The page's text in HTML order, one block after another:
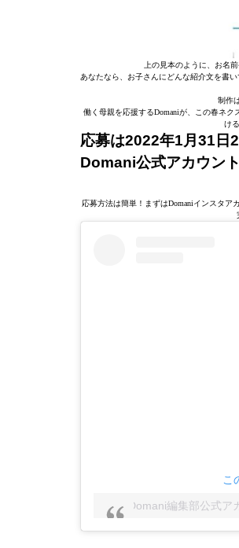
上の見本のように、お名
あなたなら、お子さんにどんな紹介文を書
制作
働く母親を応援するDomaniが、この春ネ
け
応募は2022年1月31日
Domani公式アカウン
応募方法は簡単！まずはDomaniインスタア
こ
Domani編集部公式